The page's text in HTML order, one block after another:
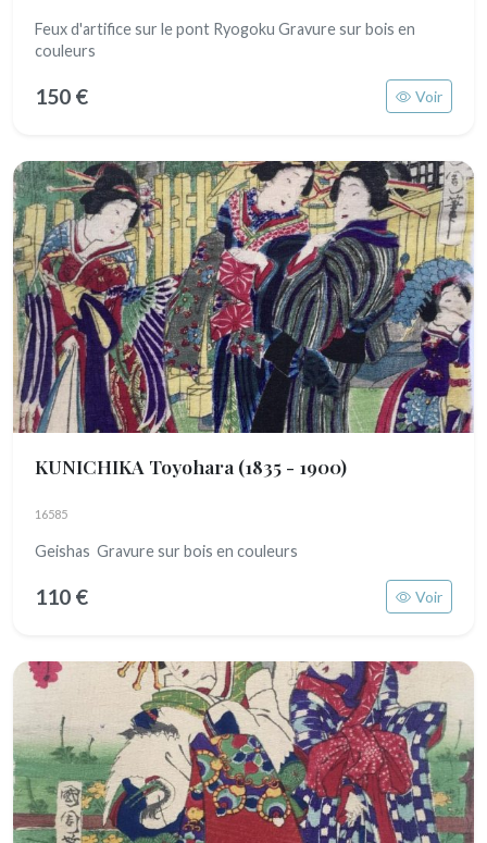
Feux d'artifice sur le pont Ryogoku Gravure sur bois en
couleurs
150 € Voir
KUNICHIKA Toyohara (1835 - 1900)
16585
Geishas Gravure sur bois en couleurs
110 € Voir